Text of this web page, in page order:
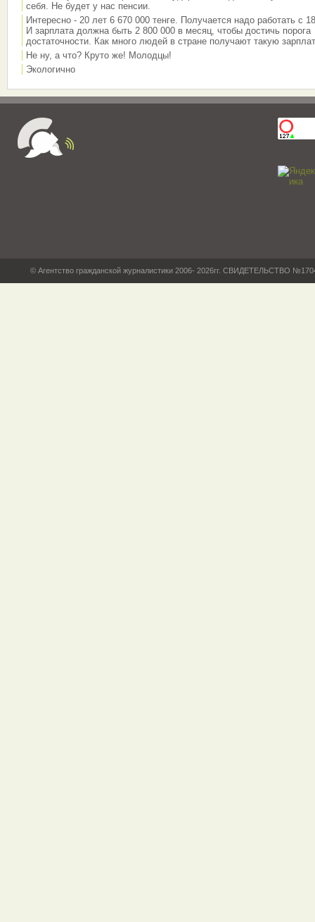
себя. Не будет у нас пенсии.
Интересно - 20 лет 6 670 000 тенге. Получается надо работать с
И зарплата должна быть 2 800 000 в месяц, чтобы достичь порога
достаточности. Как много людей в стране получают такую
Не ну, а что? Круто же! Молодцы!
Экологично
© Агентство гражданской журналистики 2006- 2026гг. СВИДЕТЕЛЬСТВО